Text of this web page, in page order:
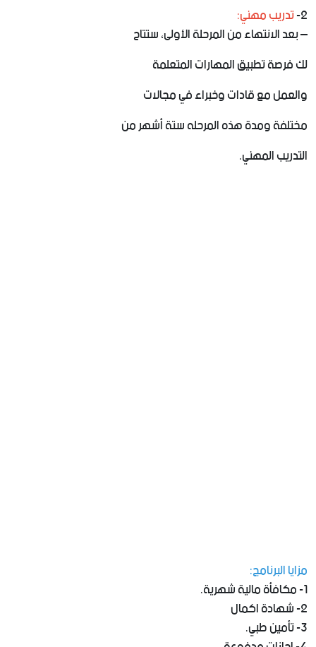
2- تدريب مهني:
– بعد الانتهاء من المرحلة الأولى، ستتاح
لك فرصة تطبيق المهارات المتعلمة
والعمل مع قادات وخبراء في مجالات
مختلفة ومدة هذه المرحله ستة أشهر من
التدريب المهني.
مزايا البرنامج:
1- مكافأة مالية شهرية.
2- شهادة اكمال
3- تأمين طبي.